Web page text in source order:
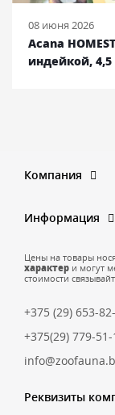
08 июня 2026
Acana
индейкой, 4,5
Компания
Информация
Цены на товары
характер и могут
стоимости
+375 (29) 653-
+375(29) 779-
Реквизиты